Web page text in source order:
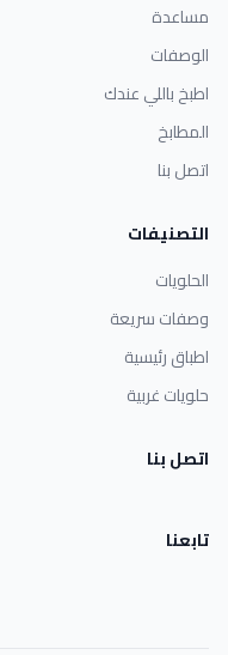
مساعدة
الوصفات
اطبخ باللي عندك
المطابخ
اتصل بنا
التصنيفات
الحلويات
وصفات سريعة
اطباق رئيسية
حلويات غربية
اتصل بنا
تابعنا